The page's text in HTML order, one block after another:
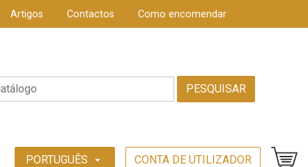
Artigos Contactos Como encomendar
PESQUISAR
PORTUGUÊS arrow_drop_down CONTA DE UTILIZADOR